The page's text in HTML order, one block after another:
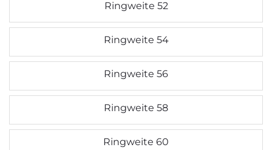
Ringweite 52
Ringweite 54
Ringweite 56
Ringweite 58
Ringweite 60